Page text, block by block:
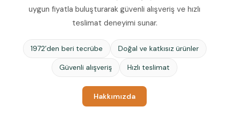
uygun fiyatla buluşturarak güvenli alışveriş ve hızlı
teslimat deneyimi sunar.
1972’den beri tecrübe Doğal ve katkısız ürünler
Güvenli alışveriş Hızlı teslimat
Hakkımızda